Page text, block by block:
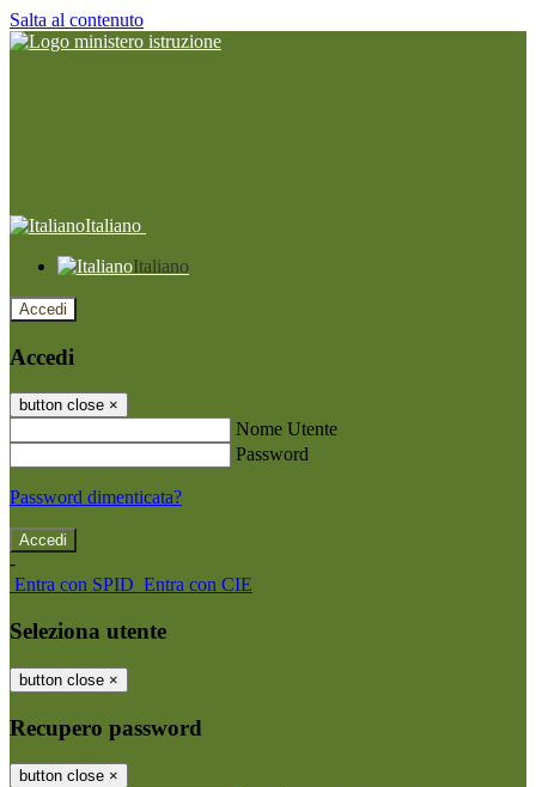
Salta al contenuto
Italiano
Italiano
Accedi
Accedi
button close ×
Nome Utente
Password
Password dimenticata?
-
Entra con SPID Entra con CIE
Seleziona utente
button close ×
Recupero password
button close ×